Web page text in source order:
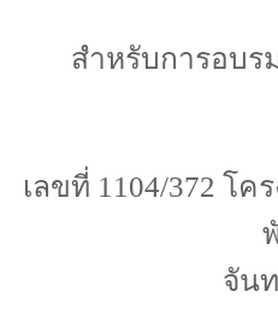
สำหรับการอบร
เลขที่ 1104/372 โ
จัน